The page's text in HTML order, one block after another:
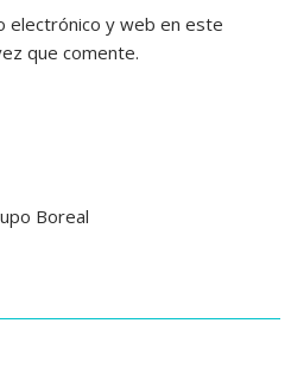
electrónico y web en este
que comente.